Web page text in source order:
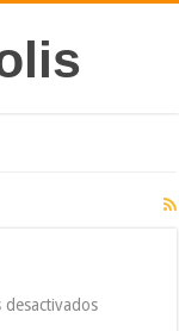
desactivadosen